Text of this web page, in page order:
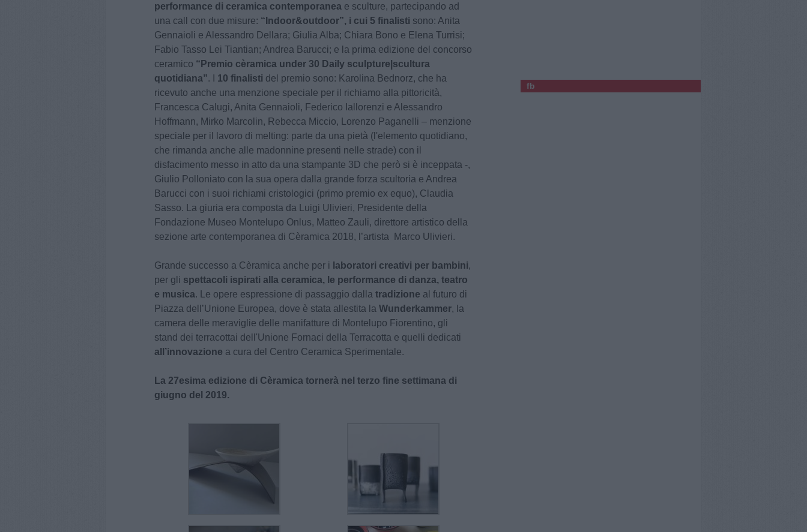
performance di ceramica contemporanea e sculture, partecipando ad
una call con due misure: “ Indoor&outdoor”, i cui 5 finalisti sono: Anita
Gennaioli e Alessandro Dellara; Giulia Alba; Chiara Bono e Elena Turrisi;
Fabio Tasso Lei Tiantian; Andrea Barucci; e la prima edizione del concorso
ceramico “Premio cèramica under 30 Daily sculpture|scultura
quotidiana”. I 10 finalisti del premio sono: Karolina Bednorz, che ha
ricevuto anche una menzione speciale per il richiamo alla pittoricità,
Francesca Calugi, Anita Gennaioli, Federico Iallorenzi e Alessandro
Hoffmann, Mirko Marcolin, Rebecca Miccio, Lorenzo Paganelli – menzione
speciale per il lavoro di melting: parte da una pietà (l'elemento quotidiano,
che rimanda anche alle madonnine presenti nelle strade) con il
disfacimento messo in atto da una stampante 3D che però si è inceppata -,
Giulio Polloniato con la sua opera dalla grande forza scultoria e Andrea
Barucci con i suoi richiami cristologici (primo premio ex equo), Claudia
Sasso. La giuria era composta da Luigi Ulivieri, Presidente della
Fondazione Museo Montelupo Onlus, Matteo Zauli, direttore artistico della
sezione arte contemporanea di Cèramica 2018, l’artista Marco Ulivieri.
Grande successo a Cèramica anche per i laboratori creativi per bambini,
per gli spettacoli ispirati alla ceramica, le performance di danza, teatro
e musica. Le opere espressione di passaggio dalla tradizione al futuro di
Piazza dell’Unione Europea, dove è stata allestita la Wunderkammer, la
camera delle meraviglie delle manifatture di Montelupo Fiorentino, gli
stand dei terracottai dell'Unione Fornaci della Terracotta e quelli dedicati
all’innovazione a cura del Centro Ceramica Sperimentale.
La 27esima edizione di Cèramica tornerà nel terzo fine settimana di
giugno del 2019.
fb